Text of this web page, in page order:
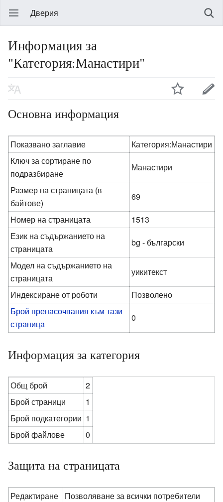
Дверия
Информация за
"Категория:Манастири"
Основна информация
Показвано заглавие
Категория:Манастири
Ключ за сортиране по
подразбиране
Манастири
Размер на страницата (в
байтове)
69
Номер на страницата
1513
Език на съдържанието на
страницата
bg - български
Модел на съдържанието на
страницата
уикитекст
Индексиране от роботи
Позволено
Брой пренасочвания към тази
страница
0
Информация за категория
Общ брой
2
Брой страници
1
Брой подкатегории 1
Брой файлове
0
Защита на страницата
Редактиране
Позволяване за всички потребители